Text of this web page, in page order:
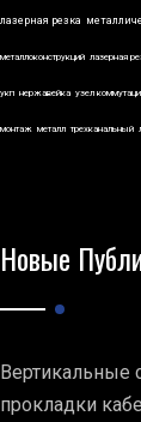
лазерная резка
металлоконструкций лазерная
укп нержавейка узел
монтаж металл трехканальный
Новые
Вертикальные
прокладки